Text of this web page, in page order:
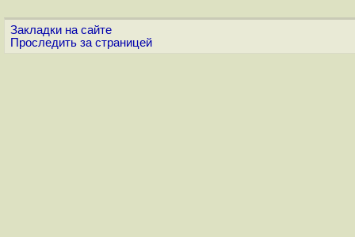
Закладки на сайте
Проследить за страницей